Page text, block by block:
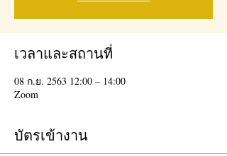
เวลาและสถานที่
08 ก.ย. 2563 12:00 – 14:00
Zoom
บัตรเข้างาน